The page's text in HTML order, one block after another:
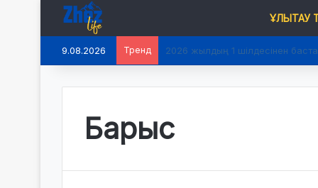
ҰЛЫТАУ
9.08.2026 Тренд 2026 жылдың 1 шілдесінен
Барыс